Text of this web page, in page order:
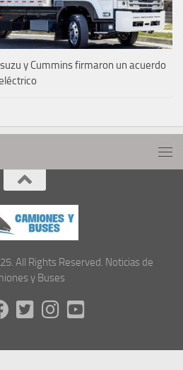
y Cummins firmaron un acuerdo
All Rights Reserved. Noticias de
y Buses